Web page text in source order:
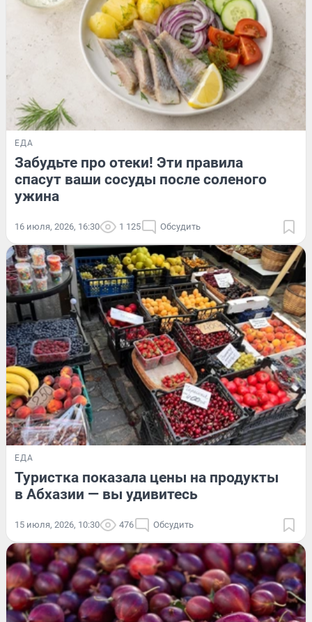
ЕДА
Забудьте про отеки! Эти правила
спасут ваши сосуды после соленого
ужина
16 июля, 2026, 16:30 1 125 Обсудить
ЕДА
Туристка показала цены на продукты
в Абхазии — вы удивитесь
15 июля, 2026, 10:30 476 Обсудить